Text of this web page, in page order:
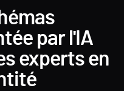
par l'IA
experts en